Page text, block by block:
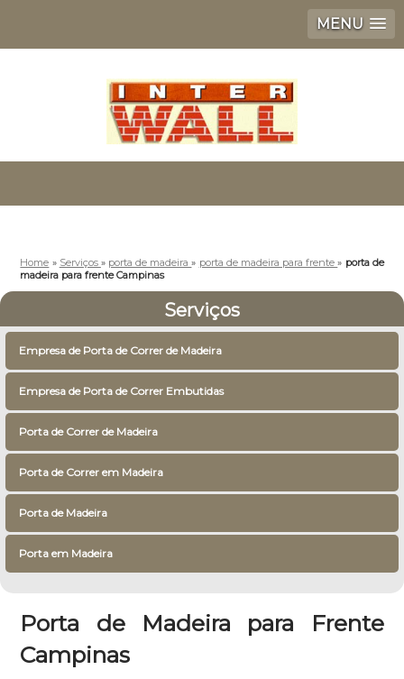
MENU
Home » Serviços » porta de madeira» porta de madeira para frente» porta de
madeira para frente Campinas
Serviços
Empresa de Porta de Correr de Madeira
Empresa de Porta de Correr Embutidas
Porta de Correr de Madeira
Porta de Correr em Madeira
Porta de Madeira
Porta em Madeira
Porta de Madeira para Frente
Campinas